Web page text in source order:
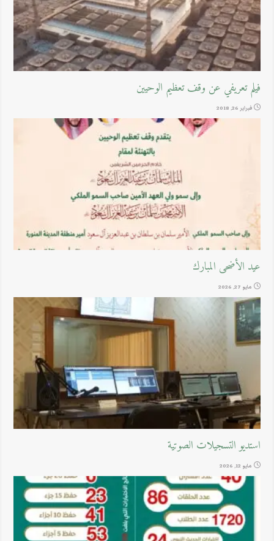
فيلم تعريفي عن وقف تعظيم الوحيين
فبراير 26, 2018
عيد الأضحى المبارك
مايو 27, 2026
استديو التسجيلات الصوتية
مايو 12, 2026